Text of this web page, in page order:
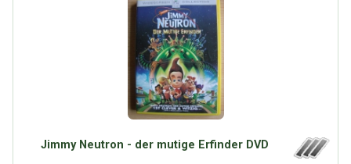
Jimmy Neutron - der mutige Erfinder DVD